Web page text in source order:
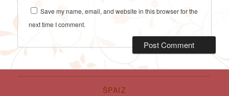
Save my name, email, and website in this browser for the
next time I comment.
ŠPAIZ